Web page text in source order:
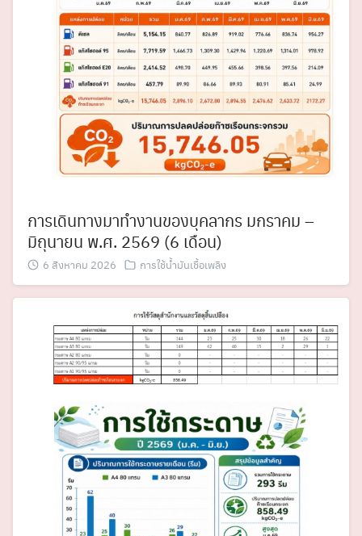
การเดินทางมาทำงานของบุคลากร มกราคม –
มิถุนายน พ.ศ. 2569 (6 เดือน)
6 สิงหาคม 2026 การใช้น้ำมันเชื้อเพลิง